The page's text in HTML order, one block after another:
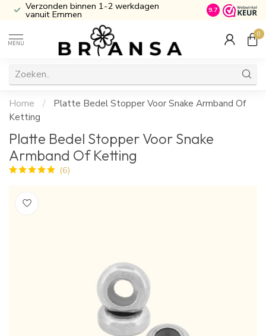
Verzonden binnen 1-2 werkdagen
vanuit Emmen Inclusief
9.7
MENU
0
Home /
Platte Bedel Stopper Voor Snake Armband Of
Ketting
Platte Bedel Stopper Voor Snake
Armband Of Ketting
(6)